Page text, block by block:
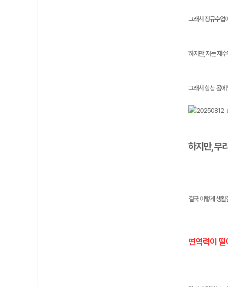
그래서 정규수업
하지만, 저는 재
그래서 항상 몸에
하지만, 무
결국 이렇게 생
면역력이